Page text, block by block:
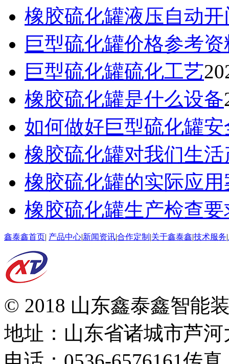
橡胶硫化罐液压自动开
巨型硫化罐价格参考资
巨型硫化罐硫化工艺
橡胶硫化罐是什么设备
如何做好巨型硫化罐
橡胶硫化罐对我们生
橡胶硫化罐的实际应用
橡胶硫化罐生产检查
鑫泰鑫首页| 产品中心|新闻资讯|合作定制 |关于鑫泰鑫|技术服务|
© 2018 山东鑫泰鑫智能
地址：山东省诸城市芦